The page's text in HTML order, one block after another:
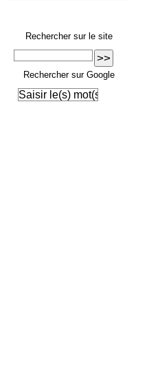
Rechercher sur le site
Rechercher sur Google